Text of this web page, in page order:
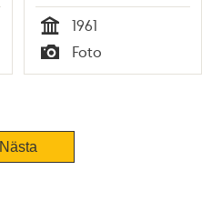
Tid
1961
Typ
Foto
Nästa